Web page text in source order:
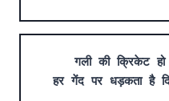
गली की क्रिकेट
हर गेंद पर धड़कता है